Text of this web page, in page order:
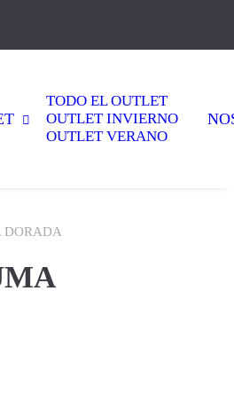
TODO EL OUTLET
OUTLET INVIERNO
OUTLET VERANO
DORADA